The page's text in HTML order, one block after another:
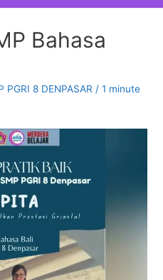
Bahasa
PGRI 8 DENPASAR / 1 minute